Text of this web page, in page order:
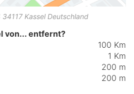
34117 Kassel Deutschland
von... entfernt?
100 Km
1 Km
200 m
200 m